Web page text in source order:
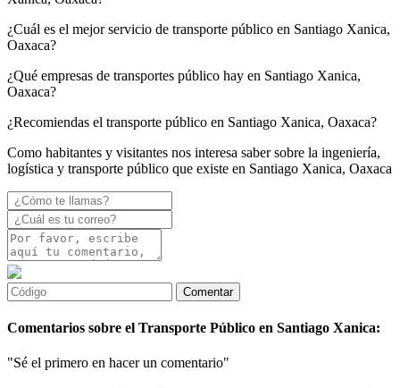
¿Cuál es el mejor servicio de transporte público en Santiago Xanica,
Oaxaca?
¿Qué empresas de transportes público hay en Santiago Xanica,
Oaxaca?
¿Recomiendas el transporte público en Santiago Xanica, Oaxaca?
Como habitantes y visitantes nos interesa saber sobre la ingeniería,
logística y transporte público que existe en Santiago Xanica, Oaxaca
Comentarios sobre el Transporte Público en Santiago Xanica:
"Sé el primero en hacer un comentario"